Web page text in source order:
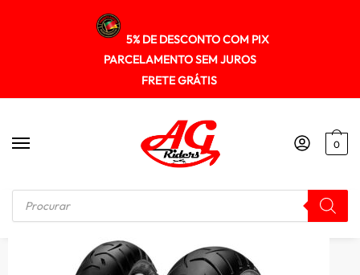
5% DE DESCONTO COM PIX
PARCELAMENTO SEM JUROS
FRETE GRÁTIS
0
Início / PNEUS Pneu Metzeler 90/90-21 (tl) 54v Tourance Next (d)